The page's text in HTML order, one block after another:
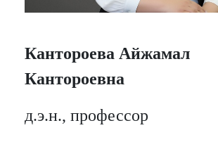
Кантороева Айжамал
Кантороевна
д.э.н., профессор